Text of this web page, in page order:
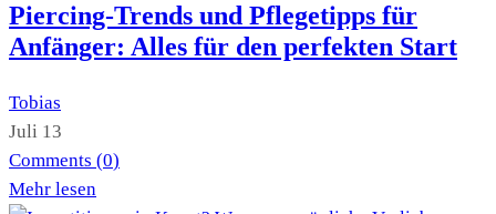
Piercing-Trends und Pflegetipps für
Anfänger: Alles für den perfekten Start
Tobias
Juli 13
Comments (0)
Mehr lesen